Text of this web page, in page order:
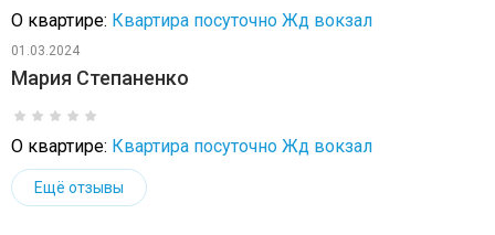
О квартире: Квартира посуточно Жд вокзал
01.03.2024
Мария Степаненко
О квартире: Квартира посуточно Жд вокзал
Ещё отзывы